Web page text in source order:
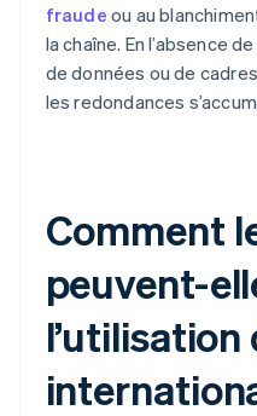
fraude ou au
la chaîne. En l’absence
de données ou de
les redondances
Comment
peuvent-